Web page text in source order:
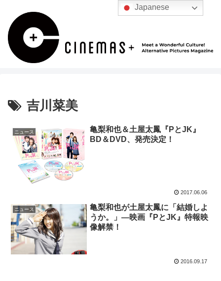
吉川菜美
ニュース
亀梨和也＆土屋太鳳『PとJK』
BD＆DVD、発売決定！
2017.06.06
ニュース
亀梨和也が土屋太鳳に「結婚しよ
うか。」―映画『PとJK』特報映
像解禁！
2016.09.17
Japanese